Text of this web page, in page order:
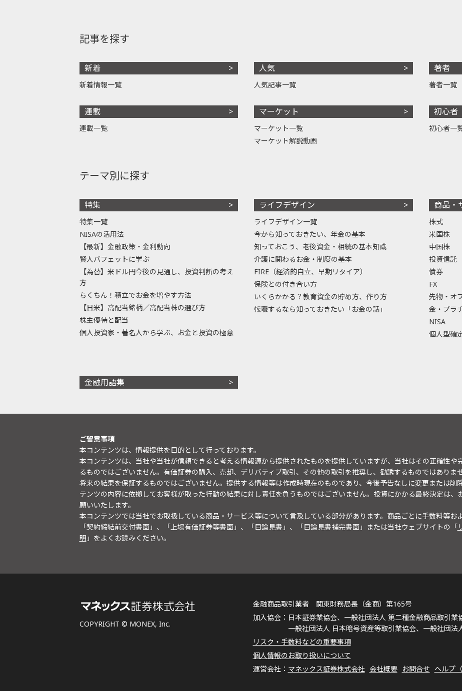
記事を探す
新着
新着情報一覧
連載
連載一覧
人気
人気記事一覧
マーケット
マーケット一覧
マーケット解説動画
著者
著者一覧
初心者
初心者一
テーマ別に探す
特集
特集一覧
NISAの活用法
【最新】金融政策・金利動向
賢人バフェットに学ぶ
【為替】米ドル円今後の見通し、投資判断の考え
方
らくちん！積立でお金を増やす方法
【日米】高配当銘柄／高配当株の選び方
株主優待と配当
個人投資家・著名人から学ぶ、お金と投資の極意
ライフデザイン
ライフデザイン一覧
今から知っておきたい、年金の基本
知っておこう、老後資金・相続の基本知識
介護に関わるお金・制度の基本
FIRE（経済的自立、早期リタイア）
保険との付き合い方
いくらかかる？教育資金の貯め方、作り方
転職するなら知っておきたい「お金の話」
商品・
株式
米国株
中国株
投資信託
債券
FX
先物・オ
金・プラ
NISA
個人型確
金融用語集
ご留意事項
本コンテンツは、情報提供を目的として行っております。
本コンテンツは、当社や当社が信頼できると考える情報源から提供されたものを提供していますが、当社はその正確性や
るものではございません。有価証券の購入、売却、デリバティブ取引、その他の取引を推奨し、勧誘するものではありま
将来の結果を保証するものではございません。提供する情報等は作成時現在のものであり、今後予告なしに変更または削
テンツの内容に依拠してお客様が取った行動の結果に対し責任を負うものではございません。投資にかかる最終決定は
願いいたします。
本コンテンツでは当社でお取扱している商品・サービス等について言及している部分があります。商品ごとに手数料等お
「契約締結前交付書面」、「上場有価証券等書面」、「目論見書」、「目論見書補完書面」または当社ウェブサイトの「
明 」をよくお読みください。
COPYRIGHT © MONEX, Inc.
金融商品取引業者 関東財務局長（金商）第165号
日本証券業協会、一般社団法人 第二種金融商品取引業
一般社団法人 日本暗号資産等取引業協会、一般社団法
リスク・手数料などの重要事項
個人情報のお取り扱いについて
マネックス証券株式会社 会社概要 お問合せ ヘルプ